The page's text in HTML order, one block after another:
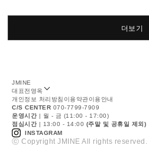
더보기
JMINE
대표전영옥
개인정보 처리방침 이용약관이용안내
C/S CENTER 070-7799-7909
운영시간 | 월 - 금 (11:00 - 17:00)
점심시간 | 13:00 - 14:00 (주말 및 공휴일 제외)
INSTAGRAM
ⓒ Copyright JMINE All rights reserved.